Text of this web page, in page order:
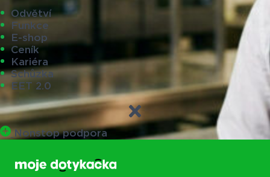
Odvětví
Funkce
E-shop
Ceník
Kariéra
Schůzka
EET 2.0
Nonstop podpora